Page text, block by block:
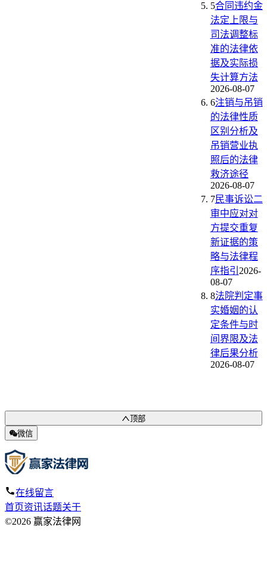
5合同违约金
法定上限与
司法调整标
准的法律依
据及实际损
失计算方法
2026-08-07
6注销与吊销
的法律性质
区别分析及
吊销营业执
照后的法律
救济途径
2026-08-07
7民事诉讼二
审中应对对
方提交重复
新证据的策
略与法律程
序指引 2026-
08-07
8法院判定事
实婚姻的认
定条件与时
间界限及法
律后果分析
2026-08-07
顶部
微信
在线留言
首页资讯话题关于
©2026 赢家法律网